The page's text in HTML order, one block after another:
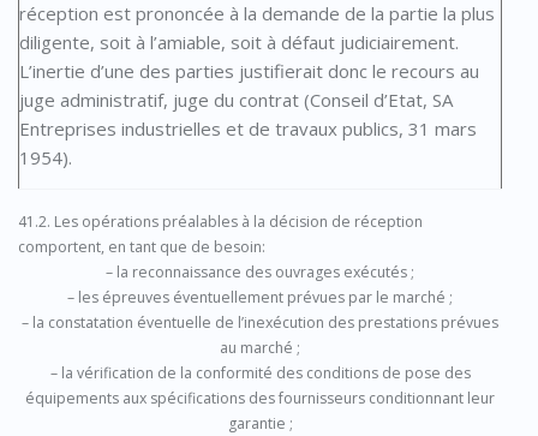
réception est prononcée à la demande de la partie la plus
diligente, soit à l’amiable, soit à défaut judiciairement.
L’inertie d’une des parties justifierait donc le recours au
juge administratif, juge du contrat (Conseil d’Etat, SA
Entreprises industrielles et de travaux publics, 31 mars
1954).
41.2. Les opérations préalables à la décision de réception
comportent, en tant que de besoin:
– la reconnaissance des ouvrages exécutés ;
– les épreuves éventuellement prévues par le marché ;
– la constatation éventuelle de l’inexécution des prestations prévues
au marché ;
– la vérification de la conformité des conditions de pose des
équipements aux spécifications des fournisseurs conditionnant leur
garantie ;